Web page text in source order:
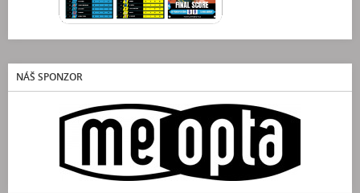
NÁŠ SPONZOR